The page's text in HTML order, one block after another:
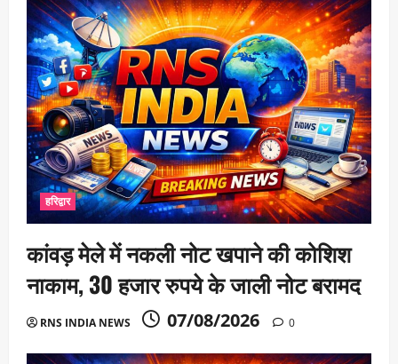
हरिद्वार
कांवड़ मेले में नकली नोट खपाने की कोशिश
नाकाम, 30 हजार रुपये के जाली नोट बरामद
RNS INDIA NEWS 07/08/2026 0